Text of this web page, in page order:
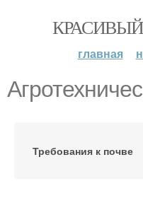
главная
Требования к почве